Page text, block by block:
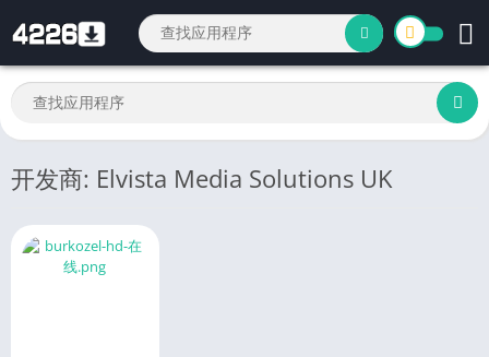
开发商: Elvista Media Solutions UK